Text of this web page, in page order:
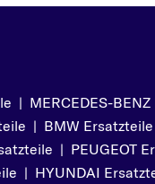
| MERCEDES-
| BMW Ersatzteile
| PEUGEOT
| HYUNDAI